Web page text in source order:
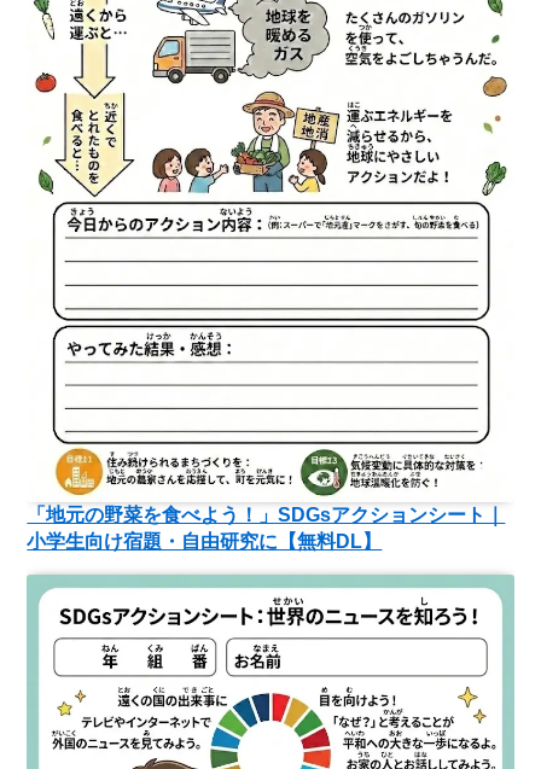
「地元の野菜を食べよう！」SDGsアクションシート｜
小学生向け宿題・自由研究に【無料DL】